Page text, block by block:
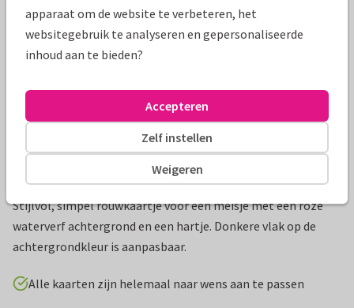
Productinformatie
Stijlvol, simpel rouwkaartje voor een meisje met een roze
waterverf achtergrond en een hartje. Donkere vlak op de
achtergrondkleur is aanpasbaar.
Alle kaarten zijn helemaal naar wens aan te passen
apparaat om de website te verbeteren, het
websitegebruik te analyseren en gepersonaliseerde
inhoud aan te bieden?
Weigeren
Zelf instellen
Accepteren